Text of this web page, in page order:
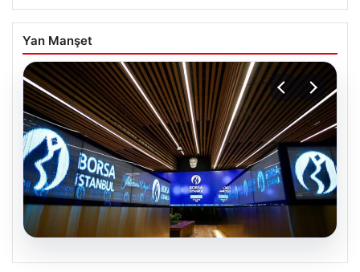
Yan Manşet
07.08.2026